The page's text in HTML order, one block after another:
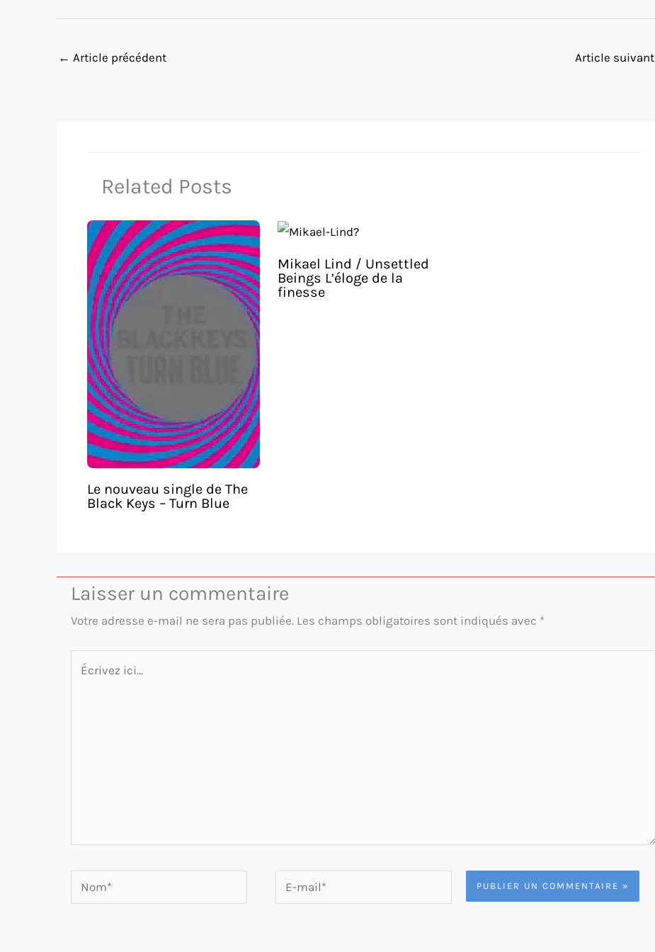
← Article précédent Article suivant
Related Posts
Le nouveau single de The
Black Keys – Turn Blue
Mikael Lind / Unsettled
Beings L’éloge de la
finesse
Laisser un commentaire
Votre adresse e-mail ne sera pas publiée. Les champs obligatoires sont indiqués avec *
Écrivez
Nom*
mail*